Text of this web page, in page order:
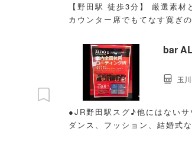
【野田駅 徒歩3分】 厳選素
カウンター席でもてなす寛ぎ
bar
●JR野田駅スグ♪他にはないサウンドバーが
ダンス、フッション、結婚式
玉